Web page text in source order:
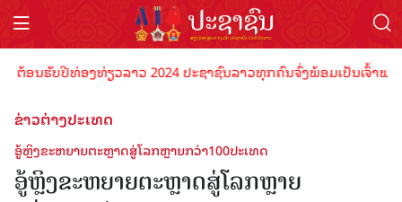
ນຮັບປີທ່ອງທ່ຽວລາວ 2024 ປະຊາຊົນລາວທຸກຄົນຈົ່ງພ້ອມເປັນເຈົ້າພາບ
ຂ່າວຕ່າງປະເທດ
ອູ້ຫຼິງຂະຫຍາຍຕະຫຼາດສູ່ໂລກຫຼາຍກວ່າ100ປະເທດ
ອູ້ຫຼິງຂະຫຍາຍຕະຫຼາດສູ່ໂລກຫຼາຍ